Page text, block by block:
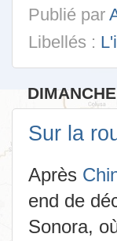
Publié par
Libellés :
Sur la
Après
end de
Sonora,